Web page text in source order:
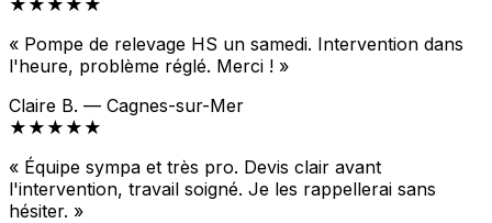
« Pompe de relevage HS un samedi. Intervention dans
l'heure, problème réglé. Merci ! »
Claire B. — Cagnes-sur-Mer
★★★★★
« Équipe sympa et très pro. Devis clair avant
l'intervention, travail soigné. Je les rappellerai sans
hésiter. »